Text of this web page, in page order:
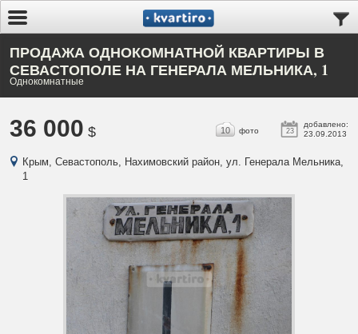
ПРОДАЖА ОДНОКОМНАТНОЙ КВАРТИРЫ В
СЕВАСТОПОЛЕ НА ГЕНЕРАЛА МЕЛЬНИКА, 1
Однокомнатные
36 000 $ 23
добавлено:
23.09.2013
10 фото
Крым, Севастополь, Нахимовский район, ул. Генерала Мельника,
1